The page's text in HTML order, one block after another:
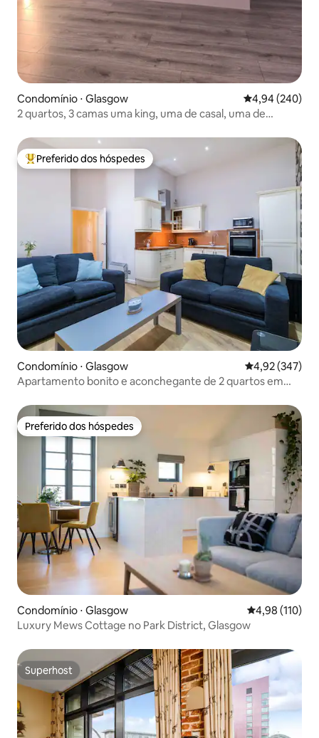
Condomínio ⋅ Glasgow 4,94 de uma
4,94 (240)
2 quartos, 3 camas uma king, uma de casal, uma de
Entre os melhores preferidos dos hóspedes
Preferido dos hóspedes
Condomínio ⋅ Glasgow 4,92 de uma
4,92 (347)
Apartamento bonito e aconchegante de 2 quartos em
Preferido dos hóspedes
Preferido dos hóspedes
Condomínio ⋅ Glasgow 4,98 de uma
4,98 (110)
Luxury Mews Cottage no Park District, Glasgow
Superhost
Superhost